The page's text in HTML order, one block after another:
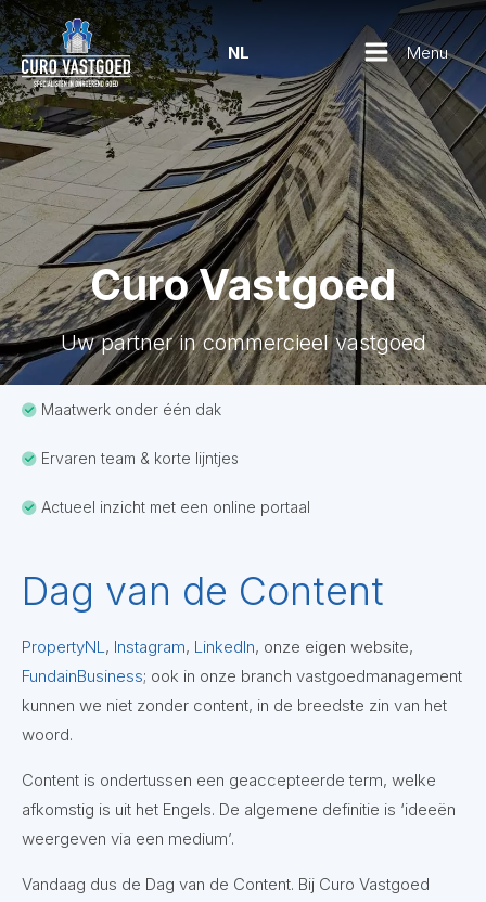
NL Menu
Curo Vastgoed
Uw partner in commercieel vastgoed
Maatwerk onder één dak
Ervaren team & korte lijntjes
Actueel inzicht met een online portaal
Dag van de Content
PropertyNL, Instagram, LinkedIn, onze eigen website,
FundainBusiness; ook in onze branch vastgoedmanagement
kunnen we niet zonder content, in de breedste zin van het
woord.
Content is ondertussen een geaccepteerde term, welke
afkomstig is uit het Engels. De algemene definitie is ‘ideeën
weergeven via een medium’.
Vandaag dus de Dag van de Content. Bij Curo Vastgoed